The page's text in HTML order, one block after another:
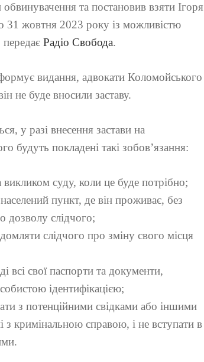
та постановив взяти Ігоря
31 жовтня 2023 року із можливістю
Радіо Свобода.
видання, адвокати Коломойського
не буде вносили заставу.
у разі внесення застави на
будуть покладені такі зобов’язання:
викликом суду, коли це буде потрібно;
пункт, де він проживає, без
дозволу слідчого;
слідчого про зміну свого місця
всі свої паспорти та документи,
ідентифікацією;
з потенційними свідками або іншими
з кримінальною справою, і не вступати в